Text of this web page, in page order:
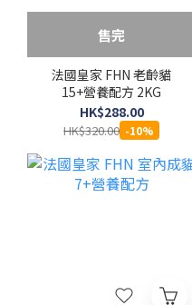
售完
法國皇家 FHN 老齡貓
15+營養配方 2KG
HK$288.00
HK$320.00 -10%